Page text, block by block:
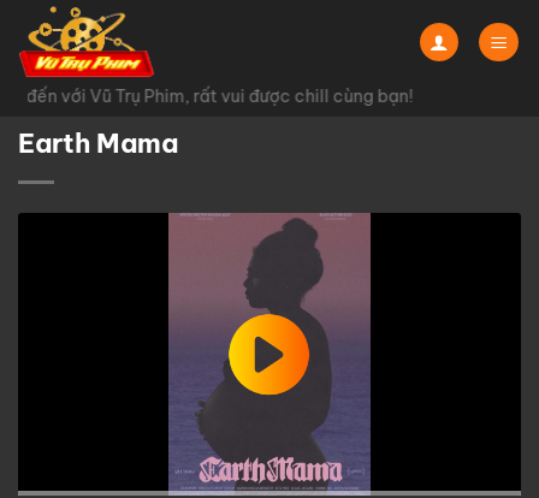
Chuyển
đến
nội
dung
đến với Vũ Trụ Phim, rất vui được chill cùng bạn!
Earth Mama